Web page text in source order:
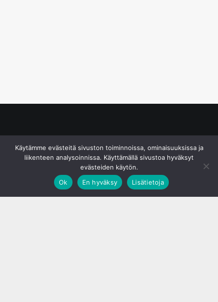
Käytämme evästeitä sivuston toiminnoissa, ominaisuuksissa ja
liikenteen analysoinnissa. Käyttämällä sivustoa hyväksyt
evästeiden käytön.
Ok
En hyväksy Lisätietoja